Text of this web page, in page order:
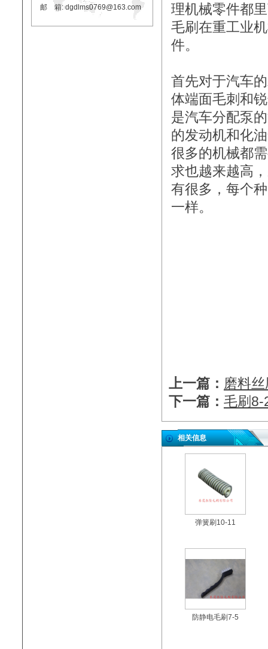
邮 箱: dgdlms0769@163.com
理机械零件都
毛刷在重工业
件。
首先对于汽车
体端面毛刺和
是汽车分配泵
的发动机和化
很多的机械都
求也越来越高
有很多，每个
一样。
上一篇： 磨料
下一篇： 毛刷8-
相关信息
弹簧刷10-11
防静电毛刷7-5